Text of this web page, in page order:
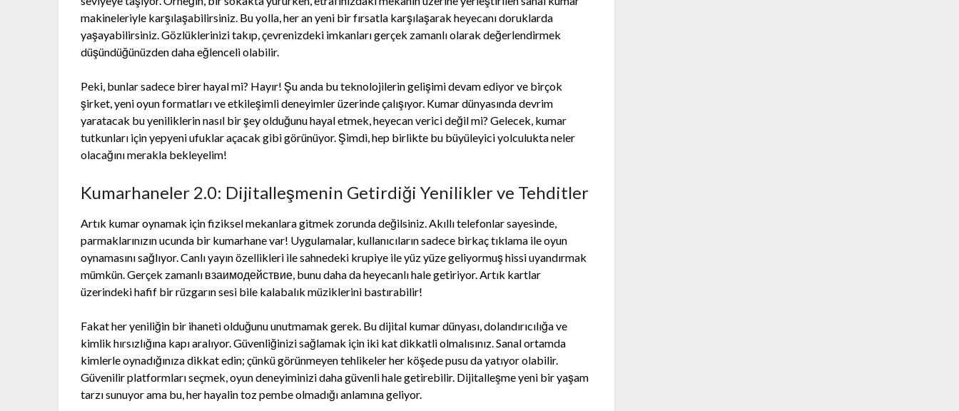
makineleriyle karşılaşabilirsiniz. Bu yolla, her an yeni bir fırsatla karşılaşarak heyecanı doruklarda
yaşayabilirsiniz. Gözlüklerinizi takıp, çevrenizdeki imkanları gerçek zamanlı olarak değerlendirmek
düşündüğünüzden daha eğlenceli olabilir.
Peki, bunlar sadece birer hayal mi? Hayır! Şu anda bu teknolojilerin gelişimi devam ediyor ve birçok
şirket, yeni oyun formatları ve etkileşimli deneyimler üzerinde çalışıyor. Kumar dünyasında devrim
yaratacak bu yeniliklerin nasıl bir şey olduğunu hayal etmek, heyecan verici değil mi? Gelecek, kumar
tutkunları için yepyeni ufuklar açacak gibi görünüyor. Şimdi, hep birlikte bu büyüleyici yolculukta neler
olacağını merakla bekleyelim!
Kumarhaneler 2.0: Dijitalleşmenin Getirdiği Yenilikler ve Tehditler
Artık kumar oynamak için fiziksel mekanlara gitmek zorunda değilsiniz. Akıllı telefonlar sayesinde,
parmaklarınızın ucunda bir kumarhane var! Uygulamalar, kullanıcıların sadece birkaç tıklama ile oyun
oynamasını sağlıyor. Canlı yayın özellikleri ile sahnedeki krupiye ile yüz yüze geliyormuş hissi uyandırmak
mümkün. Gerçek zamanlı взаимодействие, bunu daha da heyecanlı hale getiriyor. Artık kartlar
üzerindeki hafif bir rüzgarın sesi bile kalabalık müziklerini bastırabilir!
Fakat her yeniliğin bir ihaneti olduğunu unutmamak gerek. Bu dijital kumar dünyası, dolandırıcılığa ve
kimlik hırsızlığına kapı aralıyor. Güvenliğinizi sağlamak için iki kat dikkatli olmalısınız. Sanal ortamda
kimlerle oynadığınıza dikkat edin; çünkü görünmeyen tehlikeler her köşede pusu da yatıyor olabilir.
Güvenilir platformları seçmek, oyun deneyiminizi daha güvenli hale getirebilir. Dijitalleşme yeni bir yaşam
tarzı sunuyor ama bu, her hayalin toz pembe olmadığı anlamına geliyor.